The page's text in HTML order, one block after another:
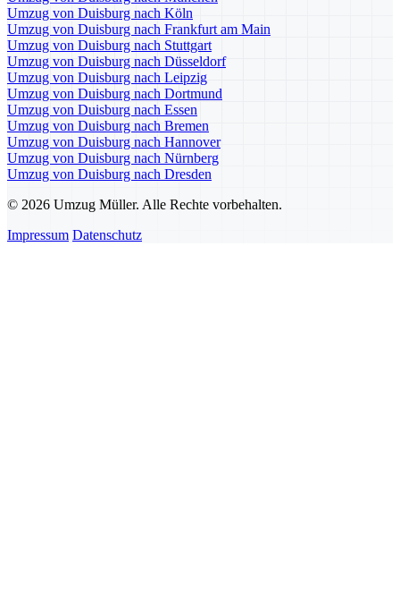
Umzug von Duisburg nach Köln
Umzug von Duisburg nach Frankfurt am Main
Umzug von Duisburg nach Stuttgart
Umzug von Duisburg nach Düsseldorf
Umzug von Duisburg nach Leipzig
Umzug von Duisburg nach Dortmund
Umzug von Duisburg nach Essen
Umzug von Duisburg nach Bremen
Umzug von Duisburg nach Hannover
Umzug von Duisburg nach Nürnberg
Umzug von Duisburg nach Dresden
© 2026 Umzug Müller. Alle Rechte vorbehalten.
Impressum Datenschutz